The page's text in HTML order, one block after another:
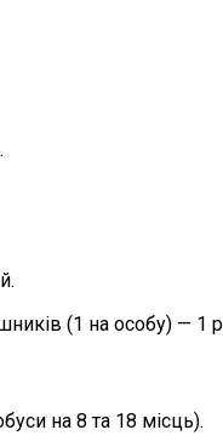
(1 на особу) — 1
на 8 та 18 місць).